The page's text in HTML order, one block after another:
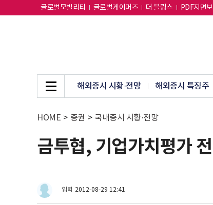
글로벌모빌리티 글로벌게이머즈 더 블링스 PDF지면보
해외증시 시황·전망 해외증시 특징주
HOME > 증권 > 국내증시 시황·전망
금투협, 기업가치평가
입력 2012-08-29 12:41